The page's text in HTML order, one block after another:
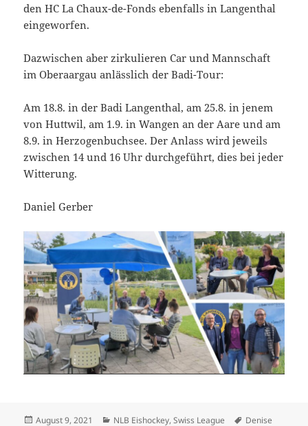
den HC La Chaux-de-Fonds ebenfalls in Langenthal
eingeworfen.
Dazwischen aber zirkulieren Car und Mannschaft
im Oberaargau anlässlich der Badi-Tour:
Am 18.8. in der Badi Langenthal, am 25.8. in jenem
von Huttwil, am 1.9. in Wangen an der Aare und am
8.9. in Herzogenbuchsee. Der Anlass wird jeweils
zwischen 14 und 16 Uhr durchgeführt, dies bei jeder
Witterung.
Daniel Gerber
Veröffentlicht
August 9, 2021 Kategorien
NLB Eishockey,Swiss League Schlagwörter
Denise